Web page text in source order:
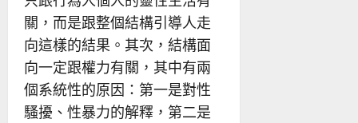
關，而是跟整個結構引導人走
向這樣的結果。其次，結構面
向一定跟權力有關，其中有兩
個系統性的原因：第一是對性
騷擾、性暴力的解釋，第二是